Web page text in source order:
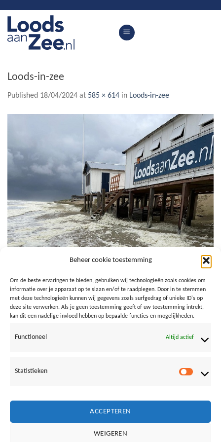
Beheer cookie toestemming
Om de beste ervaringen te bieden, gebruiken wij technologieën zoals cookies om
informatie over je apparaat op te slaan en/of te raadplegen. Door in te stemmen
met deze technologieën kunnen wij gegevens zoals surfgedrag of unieke ID's op
deze site verwerken. Als je geen toestemming geeft of uw toestemming intrekt,
kan dit een nadelige invloed hebben op bepaalde functies en mogelijkheden.
Functioneel Altijd actief
Statistieken
ACCEPTEREN
WEIGEREN
content
Loods-in-zee
Published 18/04/2024 at 585 × 614 in Loods-in-zee
2024
Both comments and trackbacks are currently closed.
Next→